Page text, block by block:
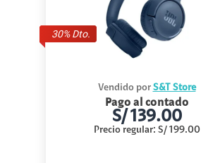
30% Dto.
Vendido por S&T Store
Pago al contado
S/139.00
Precio regular: S/ 199.00